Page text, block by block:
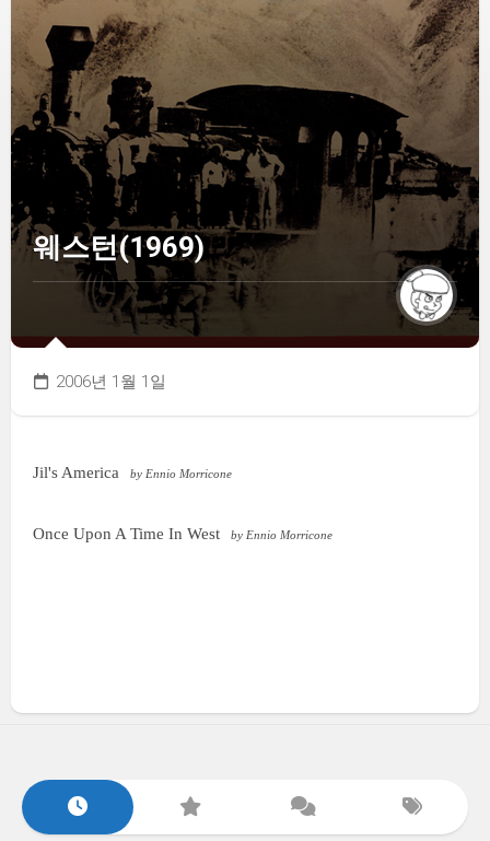
웨스턴(1969)
2006년 1월 1일
Jil's America by Ennio Morricone
Once Upon A Time In West by Ennio Morricone